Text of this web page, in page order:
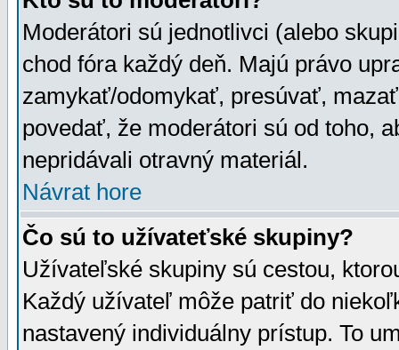
Moderátori sú jednotlivci (alebo
chod fóra každý deň. Majú právo
zamykať/odomykať, presúvať,
povedať, že moderátori sú od toho,
nepridávali otravný materiál.
Návrat hore
Čo sú to užívateťské skupiny?
Užívateľské skupiny sú cestou,
Každý užívateľ môže patriť do
nastavený individuálny prístup. To